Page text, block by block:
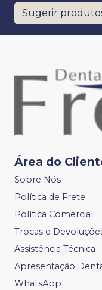
Sugerir
Área do
Sobre Nós
Política de Frete
Política Comercial
Trocas e
Assistência Técnica
Apresentação
WhatsApp